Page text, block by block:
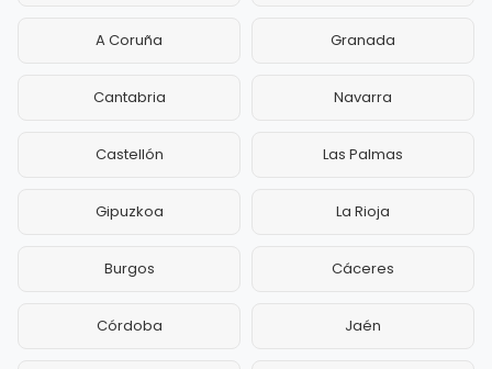
A Coruña Granada
Cantabria Navarra
Castellón Las Palmas
Gipuzkoa La Rioja
Burgos Cáceres
Córdoba Jaén